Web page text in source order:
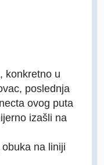
konkretno u
poslednja
ovog puta
izašli na
na liniji